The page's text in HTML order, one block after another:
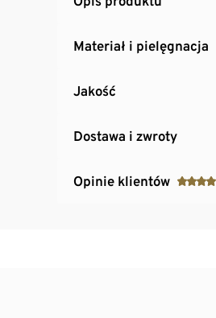
Materiał i pielęgnacja
Jakość
Dostawa i zwroty
Opinie klientów